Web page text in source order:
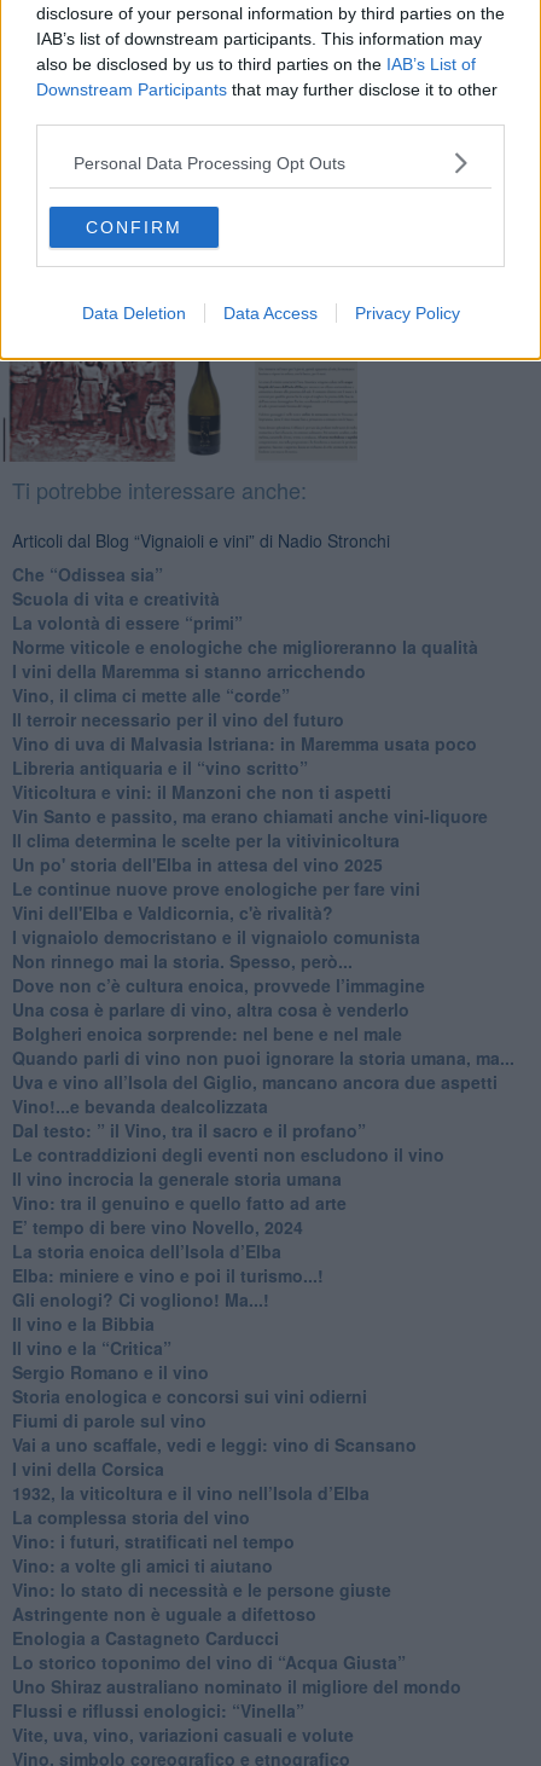
disclosure of your personal information by third parties on the
IAB’s list of downstream participants. This information may
also be disclosed by us to third parties on the IAB’s List of
Downstream Participants that may further disclose it to other
Personal Data Processing Opt Outs
CONFIRM
Data Deletion Data Access Privacy Policy
Nadio Stronchi
Se vuoi leggere le notizie principali della Toscana iscriviti alla
Newsletter QUInews - ToscanaMedia.Arriva gratis tutti i giorni
alle 20:00 direttamente nella tua casella di posta.
Basta cliccareQUI
Fotogallery
Ti potrebbe interessare anche:
Articoli dal Blog “Vignaioli e vini” di Nadio Stronchi
​Che “Odissea sia”
Scuola di vita e creatività
​La volontà di essere “primi”
Norme viticole e enologiche che miglioreranno la qualità
​I vini della Maremma si stanno arricchendo
Vino, il clima ci mette alle “corde”
Il terroir necessario per il vino del futuro
​Vino di uva di Malvasia Istriana: in Maremma usata poco
​Libreria antiquaria e il “vino scritto”
​Viticoltura e vini: il Manzoni che non ti aspetti
​Vin Santo e passito, ma erano chiamati anche vini-liquore
Il clima determina le scelte per la vitivinicoltura
Un po' storia dell'Elba in attesa del vino 2025
Le continue nuove prove enologiche per fare vini
Vini dell'Elba e Valdicornia, c'è rivalità?
​I vignaiolo democristano e il vignaiolo comunista
​Non rinnego mai la storia. Spesso, però...
​Dove non c’è cultura enoica, provvede l’immagine
​Una cosa è parlare di vino, altra cosa è venderlo
Bolgheri enoica sorprende: nel bene e nel male
​Quando parli di vino non puoi ignorare la storia umana, ma...
Uva e vino all’Isola del Giglio, mancano ancora due aspetti
​Vino!...e bevanda dealcolizzata
​Dal testo: ” il Vino, tra il sacro e il profano”
Le contraddizioni degli eventi non escludono il vino
​Il vino incrocia la generale storia umana
Vino: tra il genuino e quello fatto ad arte
E’ tempo di bere vino Novello, 2024
La storia enoica dell’Isola d’Elba
Elba: miniere e vino e poi il turismo...!
​Gli enologi? Ci vogliono! Ma...!
​Il vino e la Bibbia
​Il vino e la “Critica”
Sergio Romano e il vino
​Storia enologica e concorsi sui vini odierni
Fiumi di parole sul vino
​Vai a uno scaffale, vedi e leggi: vino di Scansano
​I vini della Corsica
​1932, la viticoltura e il vino nell’Isola d’Elba
​La complessa storia del vino
​Vino: i futuri, stratificati nel tempo
Vino: a volte gli amici ti aiutano
Vino: lo stato di necessità e le persone giuste
​Astringente non è uguale a difettoso
Enologia a Castagneto Carducci
Lo storico toponimo del vino di “Acqua Giusta”
Uno Shiraz australiano nominato il migliore del mondo
​Flussi e riflussi enologici: “Vinella”
Vite, uva, vino, variazioni casuali e volute
Vino, simbolo coreografico e etnografico